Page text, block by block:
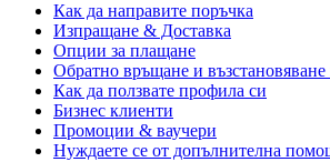
Как да направите поръчка
Изпращане & Доставка
Опции за плащане
Обратно връщане и възстановяване
Как да ползвате профила си
Бизнес клиенти
Промоции & ваучери
Нуждаете се от допълнителна